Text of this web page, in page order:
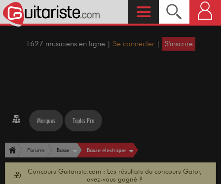
1627 musiciens en ligne | Se connecter | S'inscrire
Marques Topics Pro
Forums Basse Basse électrique
🎁
Concours Guitariste.com : Les résultats du concours Gator,
avez-vous gagné ?